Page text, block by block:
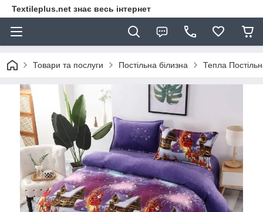
Textileplus.net знає весь інтернет
Товари та послуги Постільна білизна Тепла